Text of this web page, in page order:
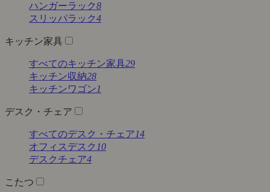
ハンガーラック8
スリッパラック4
キッチン家具
すべてのキッチン家具29
キッチン収納28
キッチンワゴン1
デスク・チェア
すべてのデスク・チェア14
オフィスデスク 10
デスクチェア4
こたつ